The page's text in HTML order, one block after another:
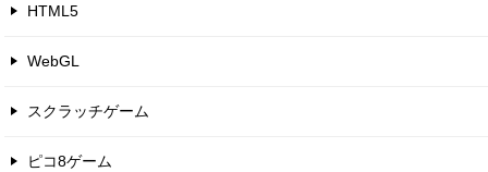
HTML5
WebGL
スクラッチゲーム
ピコ8ゲーム